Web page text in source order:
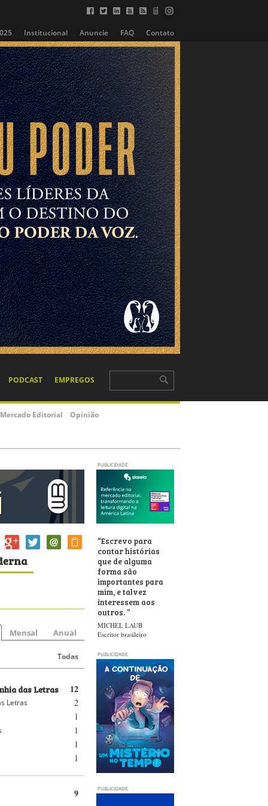
Institucional Anuncie FAQ Contato
PODCAST EMPREGOS
Mercado Editorial Opinião
PUBLICIDADE
Mensal Anual
Todas
12
das Letras
2
Letras
1
1
1
1
9
“Escrevo para
contar histórias
que de alguma
forma são
importantes para
mim, e talvez
interessem aos
outros.”
MICHEL LAUB
Escritor brasileiro
PUBLICIDADE
PUBLICIDADE